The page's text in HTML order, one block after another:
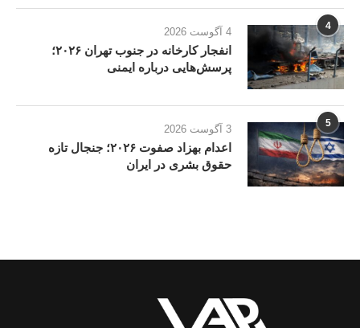
4 4 آگوست 2026
انفجار کارخانه در جنوب تهران ۲۰۲۶؛
پرسش‌هایی درباره ایمنی
5 3 آگوست 2026
اعدام بهزاد صفوت ۲۰۲۶؛ جنجال تازه
حقوق بشری در ایران